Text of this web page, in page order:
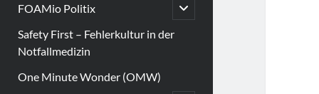
FOAMio Politix
open
child
Safety First – Fehlerkultur in der
Notfallmedizin
One Minute Wonder (OMW)